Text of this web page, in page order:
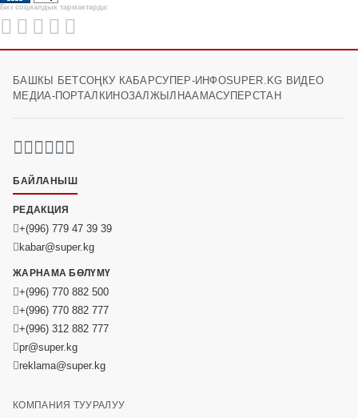
Биз социалдык тармактарда:
БАШКЫ БЕТСОҢКУ КАБАРСУПЕР-ИНФОSUPER.KG ВИДЕО
МЕДИА-ПОРТАЛ КИНОЗАЛ ЖЫЛНААМАСУПЕРСТАН
БАЙЛАНЫШ
РЕДАКЦИЯ
+(996) 779 47 39 39
kabar@super.kg
ЖАРНАМА БӨЛҮМҮ
+(996) 770 882 500
+(996) 770 882 777
+(996) 312 882 777
pr@super.kg
reklama@super.kg
КОМПАНИЯ ТУУРАЛУУ